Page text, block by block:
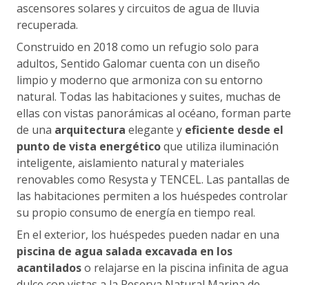
ascensores solares y circuitos de agua de lluvia
recuperada.
Construido en 2018 como un refugio solo para
adultos, Sentido Galomar cuenta con un diseño
limpio y moderno que armoniza con su entorno
natural. Todas las habitaciones y suites, muchas de
ellas con vistas panorámicas al océano, forman parte
de una arquitectura elegante y eficiente desde el
punto de vista energéticoque utiliza iluminación
inteligente, aislamiento natural y materiales
renovables como Resysta y TENCEL. Las pantallas de
las habitaciones permiten a los huéspedes controlar
su propio consumo de energía en tiempo real.
En el exterior, los huéspedes pueden nadar en una
piscina de agua salada excavada en los
acantiladoso relajarse en la piscina infinita de agua